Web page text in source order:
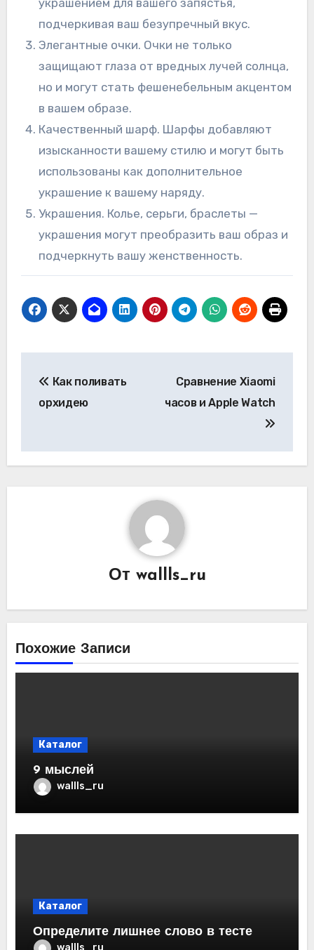
украшением для вашего запястья,
подчеркивая ваш безупречный вкус.
Элегантные очки. Очки не только
защищают глаза от вредных лучей солнца,
но и могут стать фешенебельным акцентом
в вашем образе.
Качественный шарф. Шарфы добавляют
изысканности вашему стилю и могут быть
использованы как дополнительное
украшение к вашему наряду.
Украшения. Колье, серьги, браслеты —
украшения могут преобразить ваш образ и
подчеркнуть вашу женственность.
по
Как поливать
орхидею
Сравнение Xiaomi
часов и Apple Watch
От wallls_ru
Похожие Записи
Каталог
9 мыслей
wallls_ru
Каталог
Определите лишнее слово в тесте